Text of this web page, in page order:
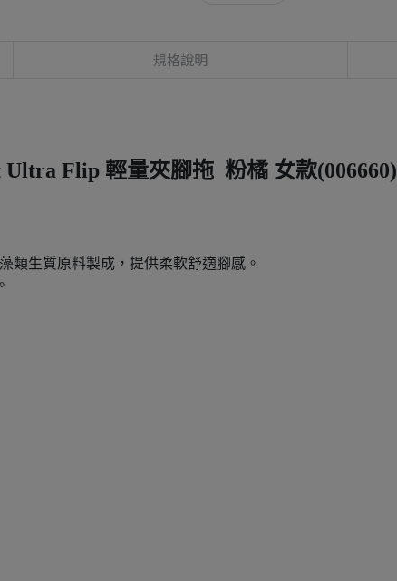
規格說明
Ultra Flip 輕量夾腳拖 粉橘 女款(006660)
類生質原料製成，提供柔軟舒適腳感。